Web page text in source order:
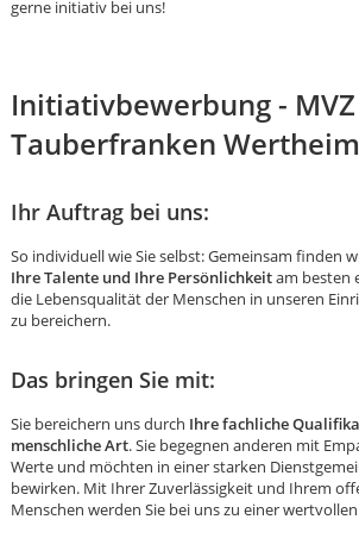
gerne initiativ bei uns!
Initiativbewerbung - MVZ
Tauberfranken
Ihr Auftrag bei uns:
So individuell wie Sie selbst: Gemeinsam finden
Ihre Talente und Ihre Persönlichkeitam besten
die Lebensqualität der Menschen in unseren
zu bereichern.
Das bringen Sie mit:
Sie bereichern uns durch Ihre fachliche
menschliche Art. Sie begegnen anderen mit
Werte und möchten in einer starken
bewirken. Mit Ihrer Zuverlässigkeit und Ihrem
Menschen werden Sie bei uns zu einer
Karte anzeigen